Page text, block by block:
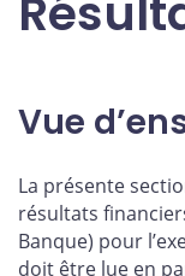
Vue
La présente
résultats
Banque) pour
doit être lue en